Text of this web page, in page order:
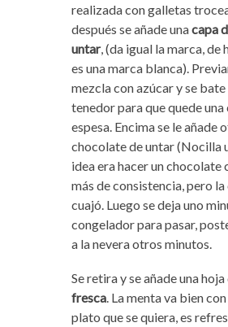
realizada con galletas
después se añade unacapa
untar, (da igual la marca, de
es una marca blanca).
mezcla con azúcar y se bate
tenedor para que quede una
espesa. Encima se le añade
chocolate de untar (Nocilla
idea era hacer un chocolate
más de consistencia, pero la
cuajó. Luego se deja uno
congelador para pasar,
a la nevera otros minutos.
Se retira y se añade una hoja
fresca. La menta va bien
plato que se quiera, es